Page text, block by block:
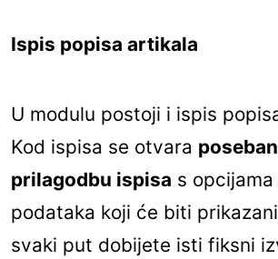
Ispis popisa artikala
U modulu postoji i ispis
Kod ispisa se otvara
prilagodbu ispisa s
podataka koji će biti
svaki put dobijete isti fiksni